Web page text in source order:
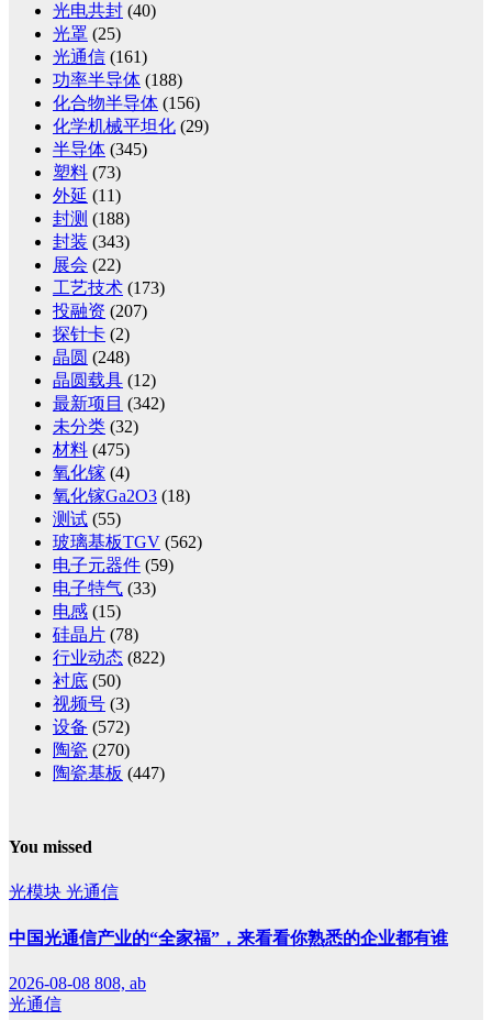
光电共封 (40)
光罩 (25)
光通信 (161)
功率半导体 (188)
化合物半导体 (156)
化学机械平坦化 (29)
半导体 (345)
塑料 (73)
外延 (11)
封测 (188)
封装 (343)
展会 (22)
工艺技术 (173)
投融资 (207)
探针卡 (2)
晶圆 (248)
晶圆载具 (12)
最新项目 (342)
未分类 (32)
材料 (475)
氧化镓 (4)
氧化镓Ga2O3 (18)
测试 (55)
玻璃基板TGV (562)
电子元器件 (59)
电子特气 (33)
电感 (15)
硅晶片 (78)
行业动态 (822)
衬底 (50)
视频号 (3)
设备 (572)
陶瓷 (270)
陶瓷基板 (447)
You missed
光模块 光通信
中国光通信产业的“全家福”，来看看你熟悉的企业都有谁
2026-08-08 808, ab
光通信